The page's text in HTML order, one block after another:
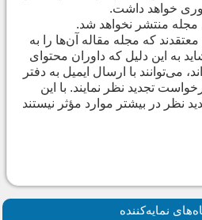
خواهد داشت.
مجله منتشر نخواهد شد.
که مجله مقاله آن‌ها را به
به این دلیل که داوران محتوای
می‌توانند با ارسال ایمیل به دفتر
تجدید نظر نمایند. با این
نظر در بیشتر موارد مؤثر نیستند
نمايه‌كننده